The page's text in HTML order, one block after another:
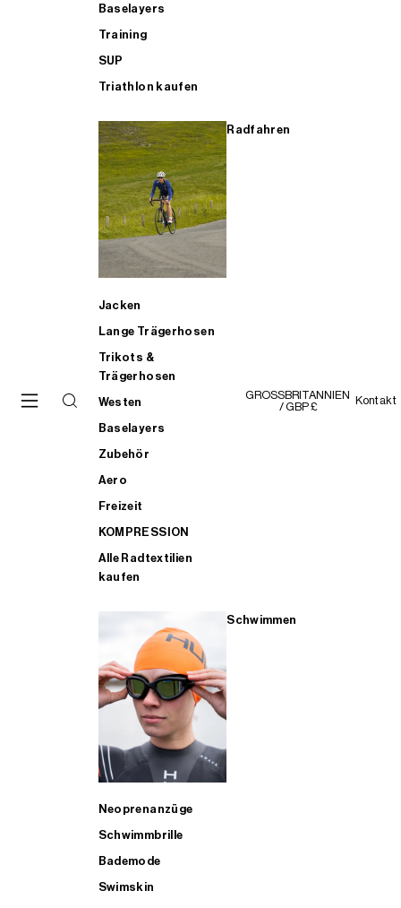
Baselayers
Training
SUP
Triathlon kaufen
Radfahren
Jacken
Lange Trägerhosen
Trikots &
Trägerhosen
Westen
Baselayers
Zubehör
Aero
Freizeit
KOMPRESSION
Alle Radtextilien
kaufen
Schwimmen
Neoprenanzüge
Schwimmbrille
Bademode
Swimskin
GROSSBRITANNIEN
/ GBP £
Kontakt